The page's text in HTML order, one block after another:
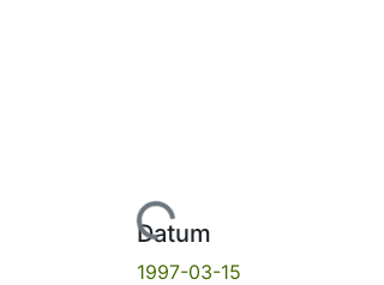
Lade...
Datum
1997-03-15